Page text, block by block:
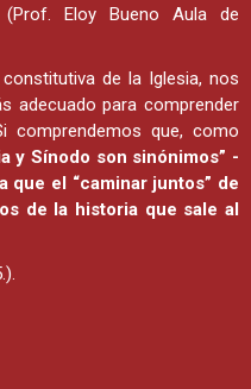
(Prof. Eloy Bueno Aula de
de la Iglesia, nos
adecuado para comprender
comprendemos que, como
y Sínodo son sinónimos” -
que el “caminar juntos” de
de la historia que sale al